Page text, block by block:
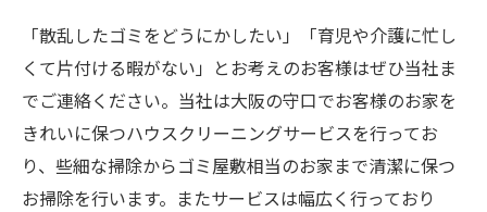
「散乱したゴミをどうにかしたい」「育児や介護に忙し
くて片付ける暇がない」とお考えのお客様はぜひ当社ま
でご連絡ください。当社は大阪の守口でお客様のお家を
きれいに保つハウスクリーニングサービスを行ってお
り、些細な掃除からゴミ屋敷相当のお家まで清潔に保つ
お掃除を行います。またサービスは幅広く行っており